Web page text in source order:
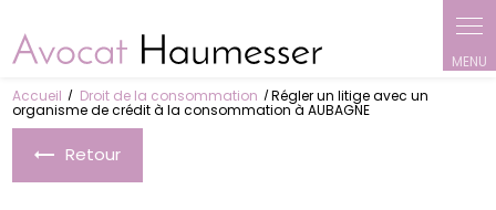
Accueil Droit de la consommation Régler un litige avec un
organisme de crédit à la consommation à AUBAGNE
Retour